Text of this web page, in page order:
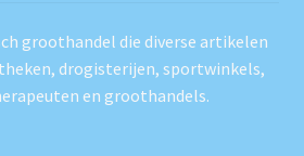
groothandel die diverse artikelen
drogisterijen, sportwinkels,
en groothandels.